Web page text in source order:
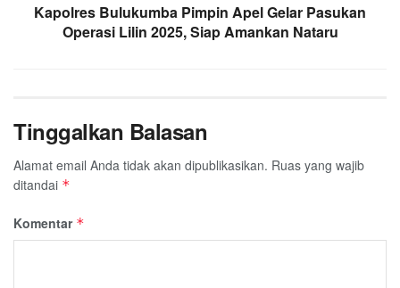
Kapolres Bulukumba Pimpin Apel Gelar Pasukan
Operasi Lilin 2025, Siap Amankan Nataru
Tinggalkan Balasan
Alamat email Anda tidak akan dipublikasikan. Ruas yang wajib
ditandai *
Komentar *